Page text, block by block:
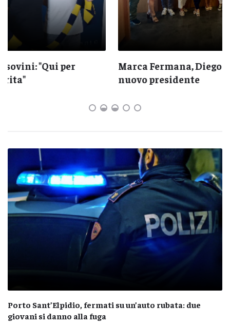
Marca Fermana, Diego Mandolesi eletto
nuovo presidente
Porto Sant’Elpidio, fermati su un’auto rubata: due
giovani si danno alla fuga